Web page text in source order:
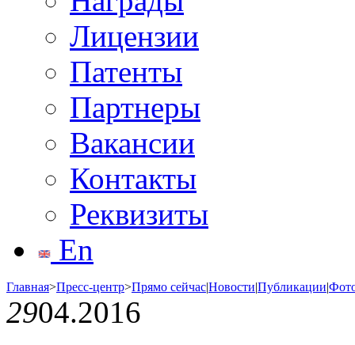
Лицензии
Патенты
Партнеры
Вакансии
Контакты
Реквизиты
En
Главная>Пресс-центр>Прямо сейчас|Новости|Публикации|
2904.2016